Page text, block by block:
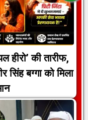
हीरो’ की तारीफ,
सिंह बग्गा को मिला